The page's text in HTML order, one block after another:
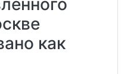
как